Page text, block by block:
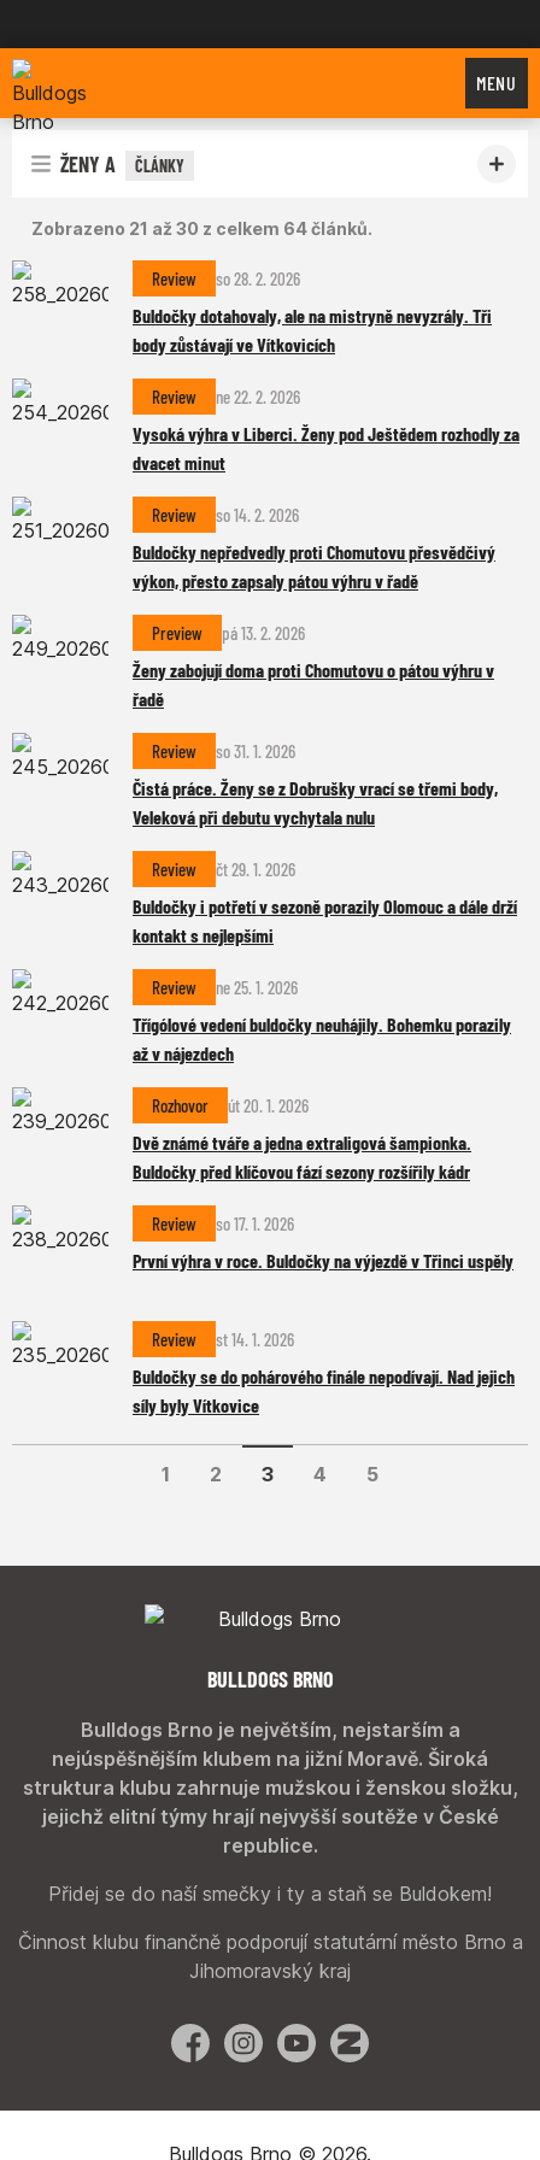
Bulldogs Brno
MENU
ŽENY A ČLÁNKY
Zobrazeno 21 až 30 z celkem 64 článků.
Review so 28. 2. 2026
Buldočky dotahovaly, ale na mistryně nevyzrály. Tři
body zůstávají ve Vítkovicích
Review ne 22. 2. 2026
Vysoká výhra v Liberci. Ženy pod Ještědem rozhodly za
dvacet minut
Review so 14. 2. 2026
Buldočky nepředvedly proti Chomutovu přesvědčivý
výkon, přesto zapsaly pátou výhru v řadě
Preview pá 13. 2. 2026
Ženy zabojují doma proti Chomutovu o pátou výhru v
řadě
Review so 31. 1. 2026
Čistá práce. Ženy se z Dobrušky vrací se třemi body,
Veleková při debutu vychytala nulu
Review čt 29. 1. 2026
Buldočky i potřetí v sezoně porazily Olomouc a dále drží
kontakt s nejlepšími
Review ne 25. 1. 2026
Třígólové vedení buldočky neuhájily. Bohemku porazily
až v nájezdech
Rozhovor út 20. 1. 2026
Dvě známé tváře a jedna extraligová šampionka.
Buldočky před klíčovou fází sezony rozšířily kádr
Review so 17. 1. 2026
První výhra v roce. Buldočky na výjezdě v Třinci uspěly
Review st 14. 1. 2026
Buldočky se do pohárového finále nepodívají. Nad jejich
síly byly Vítkovice
1 2 3 4 5
BULLDOGS BRNO
Bulldogs Brno je největším, nejstarším a
nejúspěšnějším klubem na jižní Moravě. Široká
struktura klubu zahrnuje mužskou i ženskou složku,
jejichž elitní týmy hrají nejvyšší soutěže v České
republice.
Přidej se do naší smečky i ty a staň se Buldokem!
Činnost klubu finančně podporují statutární město Brno a
Jihomoravský kraj
FacebookInstagramYouTubeZonerama
Bulldogs Brno © 2026.